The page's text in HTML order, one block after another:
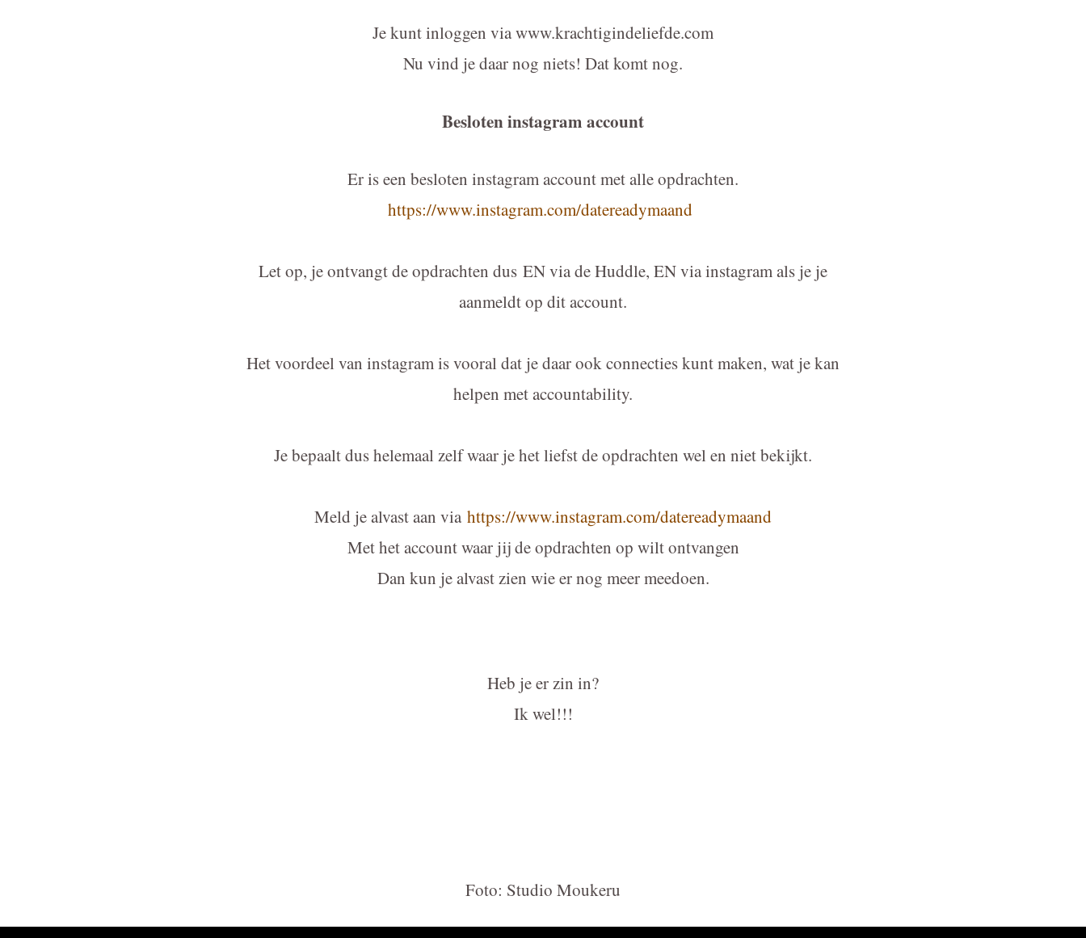
Je kunt inloggen via www.krachtigindeliefde.com
Nu vind je daar nog niets! Dat komt nog.
Besloten instagram account
Er is een besloten instagram account met alle opdrachten.
https://www.instagram.com/datereadymaand
Let op, je ontvangt de opdrachten dus EN via de Huddle, EN via instagram als je je
aanmeldt op dit account.
Het voordeel van instagram is vooral dat je daar ook connecties kunt maken, wat je kan
helpen met accountability.
Je bepaalt dus helemaal zelf waar je het liefst de opdrachten wel en niet bekijkt.
Meld je alvast aan via https://www.instagram.com/datereadymaand
Met het account waar jij de opdrachten op wilt ontvangen
Dan kun je alvast zien wie er nog meer meedoen.
Heb je er zin in?
Ik wel!!!
Foto: Studio Moukeru